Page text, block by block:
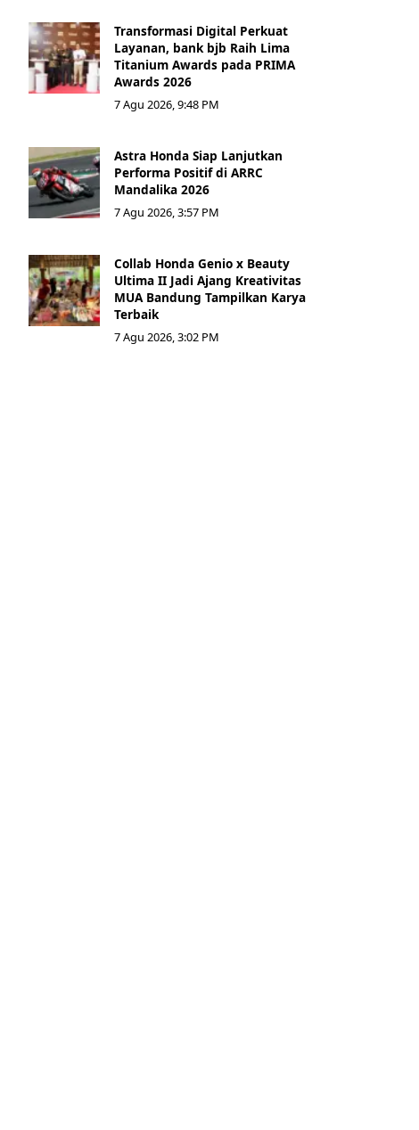
Transformasi Digital Perkuat
Layanan, bank bjb Raih Lima
Titanium Awards pada PRIMA
Awards 2026
7 Agu 2026, 9:48 PM
Astra Honda Siap Lanjutkan
Performa Positif di ARRC
Mandalika 2026
7 Agu 2026, 3:57 PM
Collab Honda Genio x Beauty
Ultima II Jadi Ajang Kreativitas
MUA Bandung Tampilkan Karya
Terbaik
7 Agu 2026, 3:02 PM